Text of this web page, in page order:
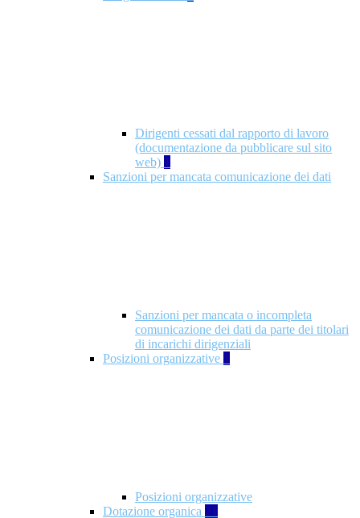
Dirigenti cessati dal rapporto di lavoro
(documentazione da pubblicare sul sito
web) 1
Sanzioni per mancata comunicazione dei dati
Sanzioni per mancata o incompleta
comunicazione dei dati da parte dei titolari
di incarichi dirigenziali
Posizioni organizzative 1
Posizioni organizzative
Dotazione organica 21